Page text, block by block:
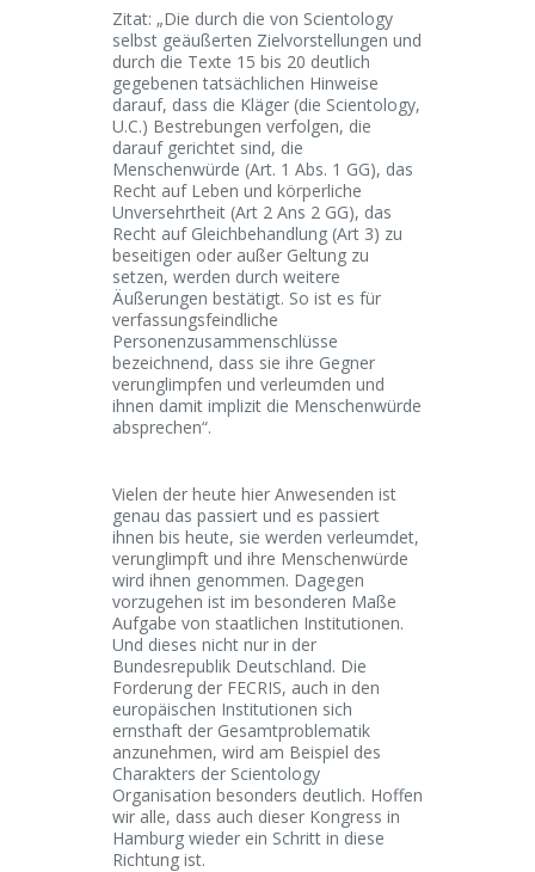
Zitat: „Die durch die von Scientology
selbst geäußerten Zielvorstellungen und
durch die Texte 15 bis 20 deutlich
gegebenen tatsächlichen Hinweise
darauf, dass die Kläger (die Scientology,
U.C.) Bestrebungen verfolgen, die
darauf gerichtet sind, die
Menschenwürde (Art. 1 Abs. 1 GG), das
Recht auf Leben und körperliche
Unversehrtheit (Art 2 Ans 2 GG), das
Recht auf Gleichbehandlung (Art 3) zu
beseitigen oder außer Geltung zu
setzen, werden durch weitere
Äußerungen bestätigt. So ist es für
verfassungsfeindliche
Personenzusammenschlüsse
bezeichnend, dass sie ihre Gegner
verunglimpfen und verleumden und
ihnen damit implizit die Menschenwürde
absprechen“.
Vielen der heute hier Anwesenden ist
genau das passiert und es passiert
ihnen bis heute, sie werden verleumdet,
verunglimpft und ihre Menschenwürde
wird ihnen genommen. Dagegen
vorzugehen ist im besonderen Maße
Aufgabe von staatlichen Institutionen.
Und dieses nicht nur in der
Bundesrepublik Deutschland. Die
Forderung der FECRIS, auch in den
europäischen Institutionen sich
ernsthaft der Gesamtproblematik
anzunehmen, wird am Beispiel des
Charakters der Scientology
Organisation besonders deutlich. Hoffen
wir alle, dass auch dieser Kongress in
Hamburg wieder ein Schritt in diese
Richtung ist.